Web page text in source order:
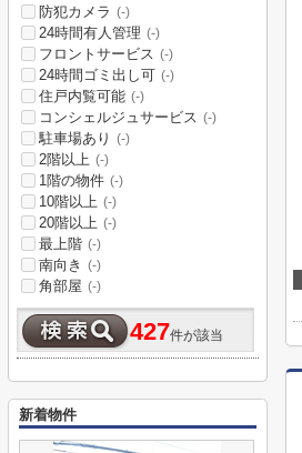
防犯カメラ (-)
24時間有人管理 (-)
フロントサービス (-)
24時間ゴミ出し可 (-)
住戸内覧可能 (-)
コンシェルジュサービス (-)
駐車場あり (-)
2階以上 (-)
1階の物件 (-)
10階以上 (-)
20階以上 (-)
最上階 (-)
南向き (-)
角部屋 (-)
427件が該当
新着物件